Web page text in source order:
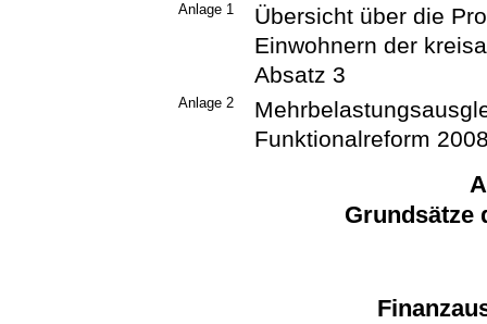
Anlage 1
Übersicht über die
Einwohnern der
Absatz 3
Anlage 2
Funktionalreform
Grundsätze